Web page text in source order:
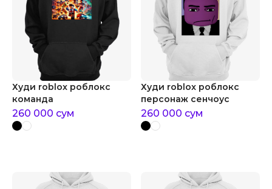
Худи roblox роблокс
команда
260 000 сум
Худи roblox роблокс
персонаж сенчоус
260 000 сум